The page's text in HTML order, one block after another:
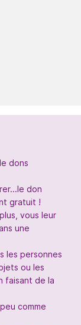
dons
don
gratuit !
vous leur
une
les personnes
ou les
faisant de la
comme